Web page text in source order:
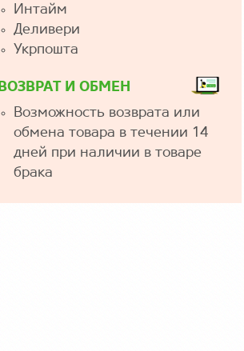
Интайм
Деливери
Укрпошта
ВОЗВРАТ И ОБМЕН
Возможность возврата или
обмена товара в течении 14
дней при наличии в товаре
брака